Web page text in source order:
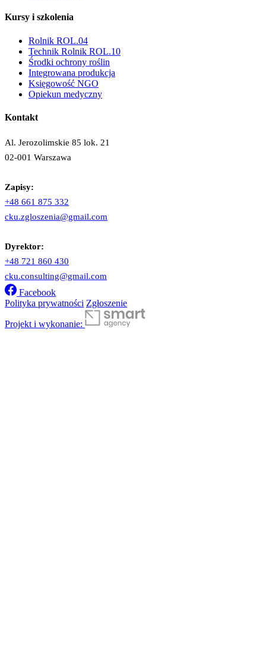
Kursy i szkolenia
Rolnik ROL.04
Technik Rolnik ROL.10
Środki ochrony roślin
Integrowana produkcja
Księgowość NGO
Opiekun medyczny
Kontakt
Al. Jerozolimskie 85 lok. 21
02-001 Warszawa
Zapisy:
+48 661 875 332
cku.zgloszenia@gmail.com
Dyrektor:
+48 721 860 430
cku.consulting@gmail.com
Facebook
Polityka prywatności Zgłoszenie
Projekt i wykonanie: